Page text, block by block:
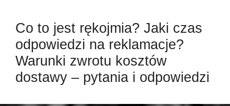
Co to jest rękojmia? Jaki czas
odpowiedzi na reklamacje?
Warunki zwrotu kosztów
dostawy – pytania i odpowiedzi